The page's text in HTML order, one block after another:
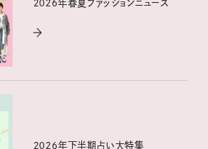
2026年春夏ファッションニュース
2026年下半期占い大特集